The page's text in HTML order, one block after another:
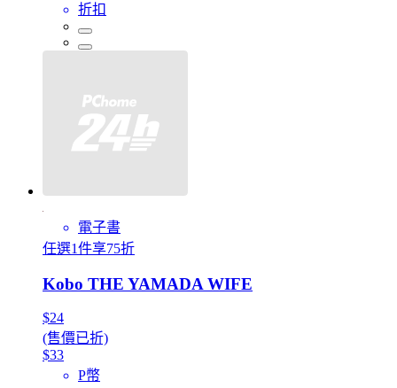
折扣
電子書
任選1件享75折
Kobo THE YAMADA WIFE
$24
(售價已折)
$33
P幣